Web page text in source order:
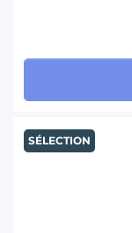
SÉLECTION